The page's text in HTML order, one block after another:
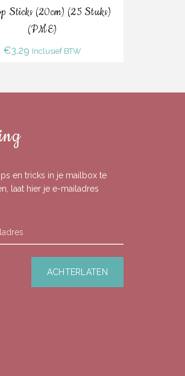
Bestel
Sticks (20cm) (25 Stuks)
(PME)
€3.29 Inclusief BTW
en tricks in je mailbox te
laat hier je e-mailadres